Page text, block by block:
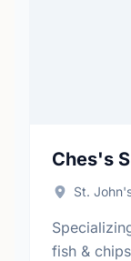
Ches's
St.
fish &